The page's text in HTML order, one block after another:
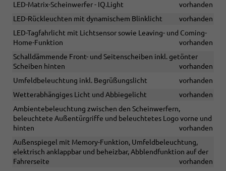
LED-Matrix-Scheinwerfer - IQ.Light
vorhanden
LED-Rückleuchten mit dynamischem Blinklicht
vorhanden
LED-Tagfahrlicht mit Lichtsensor sowie Leaving- und Coming-
Home-Funktion
vorhanden
Schalldämmende Front- und Seitenscheiben inkl. getönter
Scheiben hinten
vorhanden
Umfeldbeleuchtung inkl. Begrüßungslicht
vorhanden
Wetterabhängiges Licht und Abbiegelicht
vorhanden
Ambientebeleuchtung zwischen den Scheinwerfern,
beleuchtete Außentürgriffe und beleuchtetes Logo vorne und
hinten
vorhanden
Außenspiegel mit Memory-Funktion, Umfeldbeleuchtung,
elektrisch anklappbar und beheizbar, Abblendfunktion auf der
Fahrerseite
vorhanden